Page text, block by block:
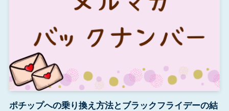
ポチップへの乗り換え方法とブラックフライデーの結